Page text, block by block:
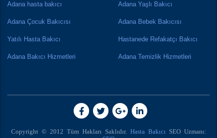
Adana hasta bakıcı Adana Yaşlı Bakıcı
Adana Çocuk Bakıcısı Adana Bebek Bakıcısı
Yatılı Hasta Bakıcı Hastanede Refakatçı Bakıcı
Adana Bakıcı Hizmetleri Adana Temizlik Hizmetleri
Copyright © 2012 Tüm Hakları Saklıdır. Hasta Bakıcı SEO Uzmanı: